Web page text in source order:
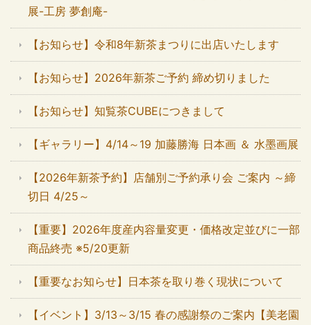
展-工房 夢創庵-
【お知らせ】令和8年新茶まつりに出店いたします
【お知らせ】2026年新茶ご予約 締め切りました
【お知らせ】知覧茶CUBEにつきまして
【ギャラリー】4/14～19 加藤勝海 日本画 ＆ 水墨画展
【2026年新茶予約】店舗別ご予約承り会 ご案内 ～締
切日 4/25～
【重要】2026年度産内容量変更・価格改定並びに一部
商品終売 ※5/20更新
【重要なお知らせ】日本茶を取り巻く現状について
【イベント】3/13～3/15 春の感謝祭のご案内【美老園